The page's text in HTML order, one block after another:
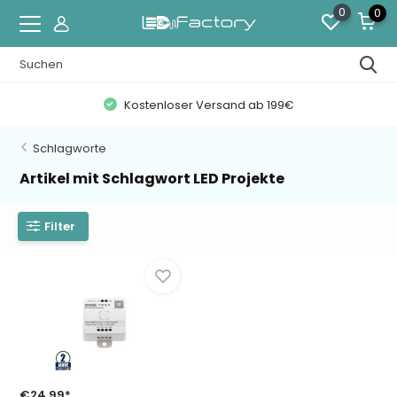
0 0
Kostenloser Versand ab 199€
Schlagworte
Artikel mit Schlagwort LED Projekte
Filter